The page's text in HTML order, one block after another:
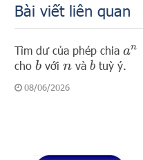
Bài viết liên quan
Tìm dư của phép chiaan
chob vớinvà b tuỳ ý.
08/06/2026